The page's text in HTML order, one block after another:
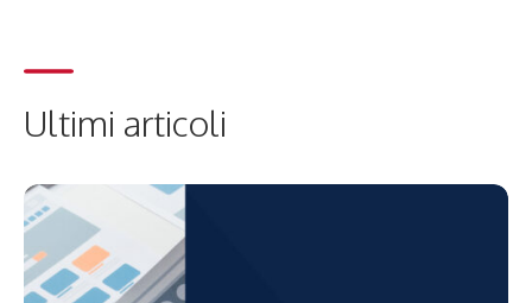
Ultimi articoli